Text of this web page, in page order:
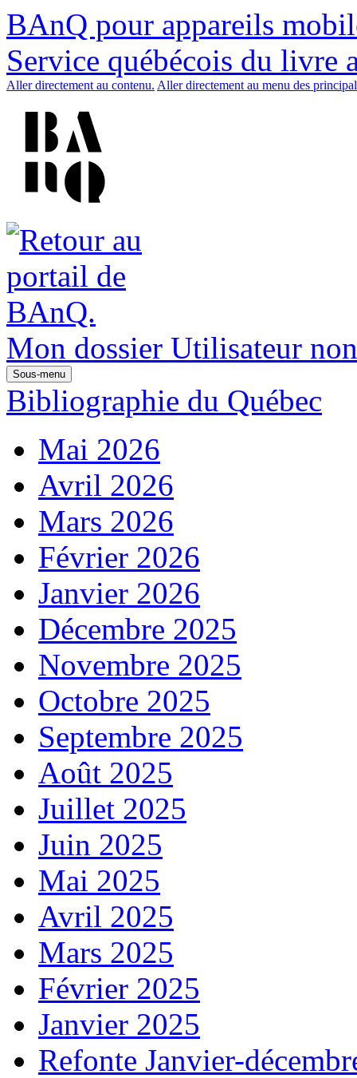
BAnQ pour appareils
Service québécois du livre
Aller directement au contenu. Aller directement au menu des
Mon dossier Utilisateur
Sous-menu
Bibliographie du Québec
Mai 2026
Avril 2026
Mars 2026
Février 2026
Janvier 2026
Décembre 2025
Novembre 2025
Octobre 2025
Septembre 2025
Août 2025
Juillet 2025
Juin 2025
Mai 2025
Avril 2025
Mars 2025
Février 2025
Janvier 2025
Refonte Janvier-